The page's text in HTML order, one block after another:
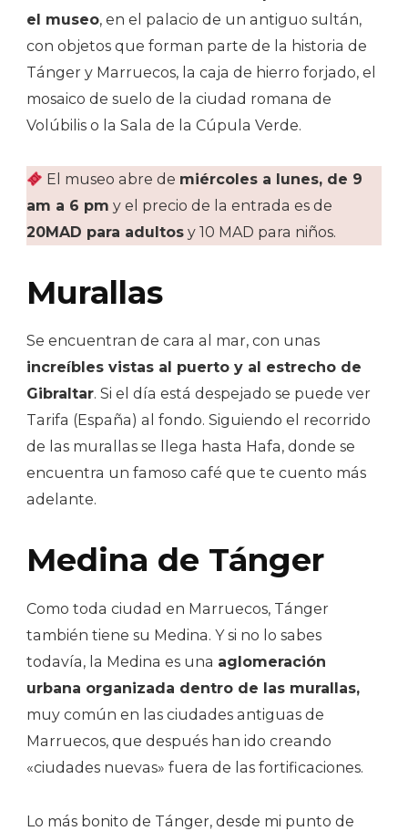
el museo, en el palacio de un antiguo sultán,
con objetos que forman parte de la historia de
Tánger y Marruecos, la caja de hierro forjado, el
mosaico de suelo de la ciudad romana de
Volúbilis o la Sala de la Cúpula Verde.
El museo abre de miércoles a lunes, de 9
am a 6 pm y el precio de la entrada es de
20MAD para adultos y 10 MAD para niños.
Murallas
Se encuentran de cara al mar, con unas
increíbles vistas al puerto y al estrecho de
Gibraltar. Si el día está despejado se puede ver
Tarifa (España) al fondo. Siguiendo el recorrido
de las murallas se llega hasta Hafa, donde se
encuentra un famoso café que te cuento más
adelante.
Medina de Tánger
Como toda ciudad en Marruecos, Tánger
también tiene su Medina. Y si no lo sabes
todavía, la Medina es una aglomeración
urbana organizada dentro de las murallas,
muy común en las ciudades antiguas de
Marruecos, que después han ido creando
«ciudades nuevas» fuera de las fortificaciones.
Lo más bonito de Tánger, desde mi punto de